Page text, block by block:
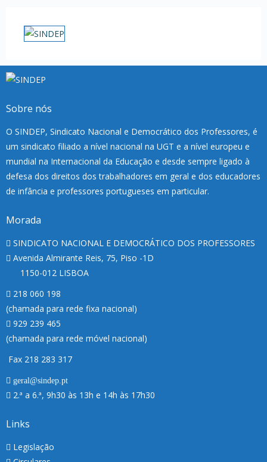
Sobre nós
O SINDEP, Sindicato Nacional e Democrático dos Professores, é
um sindicato filiado a nível nacional na UGT e a nível europeu e
mundial na Internacional da Educação e desde sempre ligado à
defesa dos direitos dos trabalhadores em geral e dos educadores
de infância e professores portugueses em particular.
Morada
SINDICATO NACIONAL E DEMOCRÁTICO DOS PROFESSORES
Avenida Almirante Reis, 75, Piso -1D
1150-012 LISBOA
218 060 198
(chamada para rede fixa nacional)
929 239 465
(chamada para rede móvel nacional)
Fax 218 283 317
geral@sindep.pt
2.ª a 6.ª, 9h30 às 13h e 14h às 17h30
Links
Legislação